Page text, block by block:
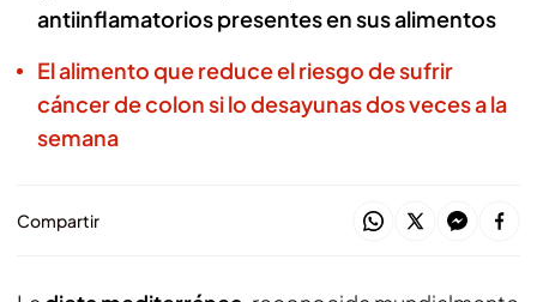
antiinflamatorios presentes en sus alimentos
El alimento que reduce el riesgo de sufrir
cáncer de colon si lo desayunas dos veces a la
semana
Compartir